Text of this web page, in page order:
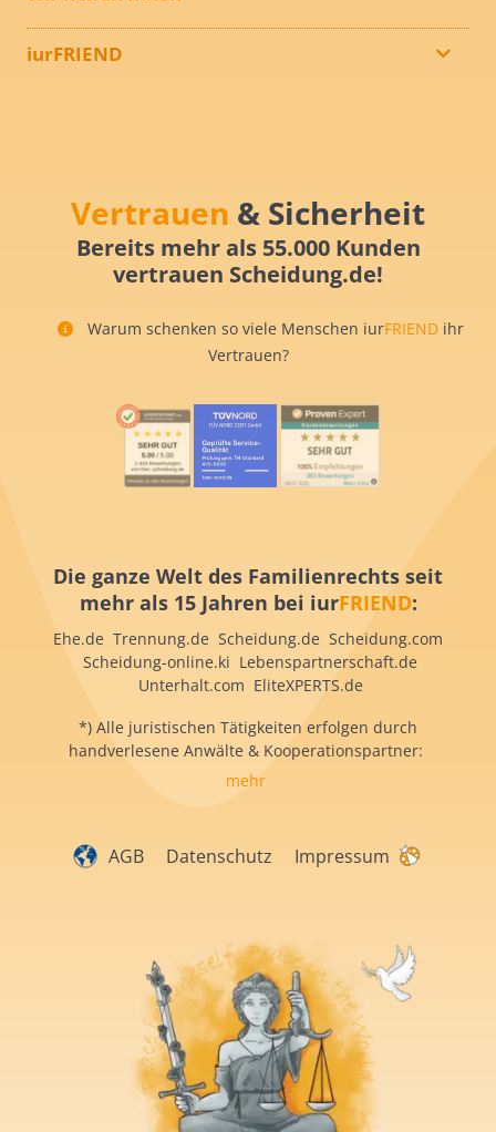
iurFRIEND
Vertrauen & Sicherheit
Bereits mehr als 55.000 Kunden
vertrauen Scheidung.de!
Warum schenken so viele Menschen iurFRIEND ihr
Vertrauen?
Die ganze Welt des Familienrechts seit
mehr als 15 Jahren bei iurFRIEND:
Ehe.de Trennung.de Scheidung.de Scheidung.com
Scheidung-online.ki Lebenspartnerschaft.de
Unterhalt.com EliteXPERTS.de
*) Alle juristischen Tätigkeiten erfolgen durch
handverlesene Anwälte & Kooperationspartner:
mehr
AGB Datenschutz Impressum